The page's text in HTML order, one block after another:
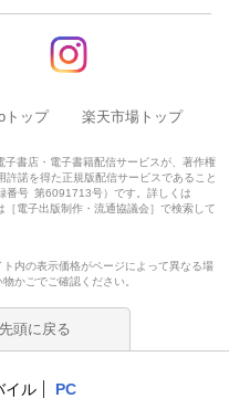
トップ 楽天市場トップ
子書店・電子書籍配信サービスが、著作権
許諾を得た正規版配信サービスであること
番号 第6091713号）です。詳しくは
［電子出版制作・流通協議会］で検索して
内の表示価格がページによって異なる場
かごでご確認ください。
頭に戻る
イル PC